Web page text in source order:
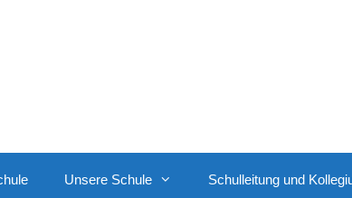
Unsere Schule Schulleitung und